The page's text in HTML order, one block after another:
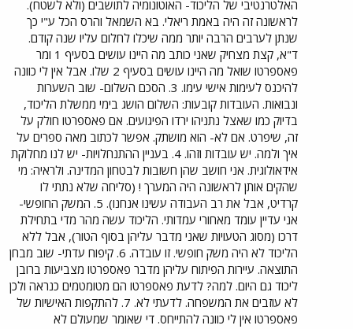
האלטרנטיבי של הליכוד- האוטונומיה לתושבים (ולא לשטח).
לראשונה זה היה באמת ריאלי. בא השמאל והרס הכל ע"י כך
שנתן לערבים הרבה יותר ממה שיכלו לחלום עליו שנה קודם.
ד"א, קצת מצחיק שאני כותב מה היינו עושים בסעיף 1 ומר
פאספרטו שואל מה היינו עושים בסעיף 2 שלו. אבל אין לי כוונה
להיכנס לעימות אישי עימו. 3. הסכם השלום- שוב השערות
ונבואות. העובדות קובעות: השלום הושג בימי ממשלת הליכוד,
בדיוק כמו שאצל נתניהו ירדו הפיגועים. אם פאספרטו חולק על
זה, שיפרט. אם לא- הוא מושתק. אפשר לכתוב מאה ספרים על
איך ולמה. יש עובדות וזהו. 4. בעניין ההתנחלויות- יש לנו מחלוקת
אידאולוגית. אני חושב שהן חשובות לבטחון המדינה. ולראיה: מי
שהקים אותן לראשונה היה המערך ! (סליחה שלא נתתי לו
קרדיט, אבל את רב העבודה עשינו אנחנו). 5. המשק החופשי-
אני עדיין עומד מאחורי עמדותי. הליכוד עשה מהר מדי בתחילת
דרכו (מסוג הטעויות שאני מדבר עליהן בסוף הטור), אבל ללא
הליכוד לא היה משק חופשי. זו עובדה. 6. קיפוח עדתי- שוב מבחן
התוצאה. עיירות הפיתוח עליהן מדבר פאספרטו מצביעות ברובן
ליכוד גם היום. למה? לדעת פאספרטו הם מטומטמים כנראה ולכן
לא עוזבים את המשפחה. לדעתי לא. 7. להתקפות האישיות של
פאספרטו אין לי כוונה להתייחס. די שאומר שמעולם לא